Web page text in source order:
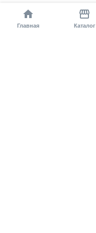
Главная Каталог